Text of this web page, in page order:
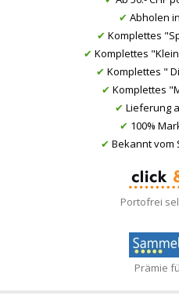
✔ Abholen
✔ Komplettes
✔ Komplettes
✔ Komplettes "
✔ Komplettes
✔ Lieferung
✔ 100%
✔ Bekannt vom
Portofrei
Prämie